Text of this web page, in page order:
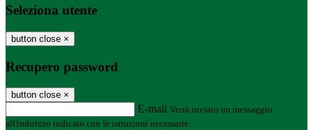
Seleziona utente
button close ×
Recupero password
button close ×
E-mail Verrà inviato un messaggio
all'indirizzo indicato con le istruzioni necessarie.